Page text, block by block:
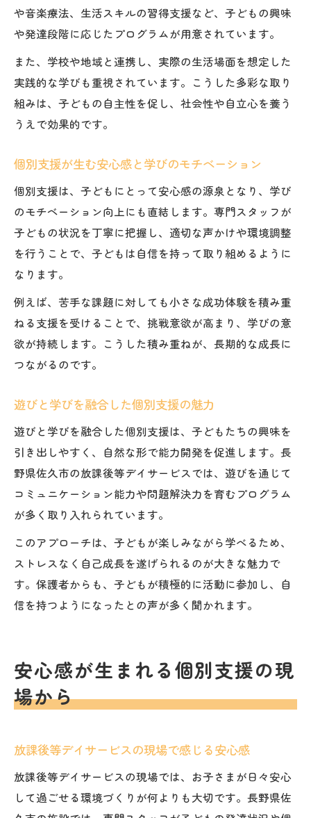
や音楽療法、生活スキルの習得支援など、子どもの興味
や発達段階に応じたプログラムが用意されています。
また、学校や地域と連携し、実際の生活場面を想定した
実践的な学びも重視されています。こうした多彩な取り
組みは、子どもの自主性を促し、社会性や自立心を養う
うえで効果的です。
個別支援が生む安心感と学びのモチベーション
個別支援は、子どもにとって安心感の源泉となり、学び
のモチベーション向上にも直結します。専門スタッフが
子どもの状況を丁寧に把握し、適切な声かけや環境調整
を行うことで、子どもは自信を持って取り組めるように
なります。
例えば、苦手な課題に対しても小さな成功体験を積み重
ねる支援を受けることで、挑戦意欲が高まり、学びの意
欲が持続します。こうした積み重ねが、長期的な成長に
つながるのです。
遊びと学びを融合した個別支援の魅力
遊びと学びを融合した個別支援は、子どもたちの興味を
引き出しやすく、自然な形で能力開発を促進します。長
野県佐久市の放課後等デイサービスでは、遊びを通じて
コミュニケーション能力や問題解決力を育むプログラム
が多く取り入れられています。
このアプローチは、子どもが楽しみながら学べるため、
ストレスなく自己成長を遂げられるのが大きな魅力で
す。保護者からも、子どもが積極的に活動に参加し、自
信を持つようになったとの声が多く聞かれます。
安心感が生まれる個別支援の現
場から
放課後等デイサービスの現場で感じる安心感
放課後等デイサービスの現場では、お子さまが日々安心
して過ごせる環境づくりが何よりも大切です。長野県佐